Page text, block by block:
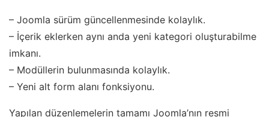
– Joomla sürüm güncellenmesinde kolaylık.
– İçerik eklerken aynı anda yeni kategori oluşturabilme
imkanı.
– Modüllerin bulunmasında kolaylık.
– Yeni alt form alanı fonksiyonu.
Yapılan düzenlemelerin tamamı Joomla’nın resmi